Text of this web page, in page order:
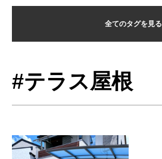
全てのタグを見る
#テラス屋根